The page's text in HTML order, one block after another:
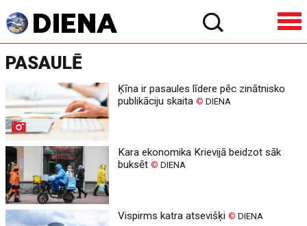
PASAULĒ
Ķīna ir pasaules līdere pēc zinātnisko
publikāciju skaita© DIENA
Kara ekonomika Krievijā beidzot sāk
buksēt© DIENA
Vispirms katra atsevišķi© DIENA